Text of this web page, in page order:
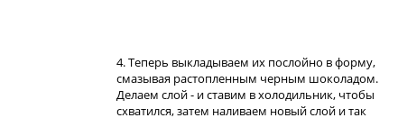
4. Теперь выкладываем их послойно в форму,
смазывая растопленным черным шоколадом.
Делаем слой - и ставим в холодильник, чтобы
схватился, затем наливаем новый слой и так